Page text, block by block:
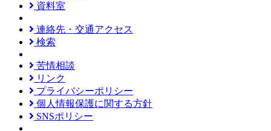
資料室
連絡先・交通アクセス
検索
苦情相談
リンク
プライバシーポリシー
個人情報保護に関する方針
SNSポリシー